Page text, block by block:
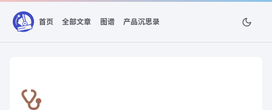
首页 全部文章 图谱 产品沉思录